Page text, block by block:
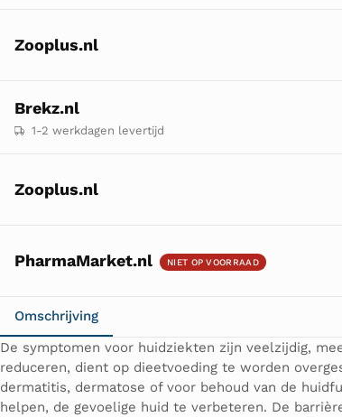
Zooplus.nl
Brekz.nl
1-2 werkdagen levertijd
Zooplus.nl
PharmaMarket.nl NIET OP VOORRAAD
Omschrijving
De symptomen voor huidziekten zijn veelzijdig,
reduceren, dient op dieetvoeding te worden
dermatitis, dermatose of voor behoud van de
helpen, de gevoelige huid te verbeteren. De